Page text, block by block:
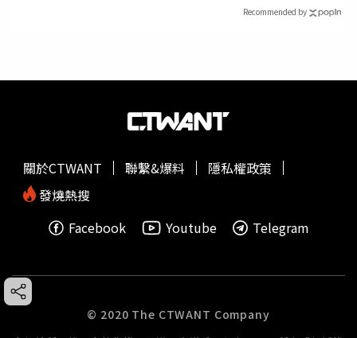
Recommended by
關於CTWANT 聯繫&爆料
隱私權政策
發燒熱搜
Facebook
Youtube Telegram
© 2020 The CTWANT Company